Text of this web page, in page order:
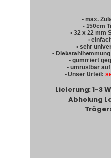
• max.
• 150cm
• 32 x 22 mm
•
• sehr
•
• gummiert
• umrüstbar
• Unser Urteil:
Lieferung: 1-3
Abholung